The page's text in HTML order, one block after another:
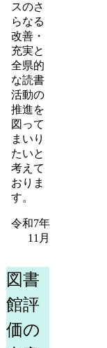
スのさ
らなる
改善・
充実と
全県的
な読書
活動の
推進を
図って
まいり
たいと
考えて
おりま
す。
令和7年
11月
図書
館評
価の